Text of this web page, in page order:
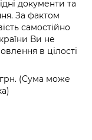
документи та
За фактом
самостійно
Ви не
в цілості
(Сума може